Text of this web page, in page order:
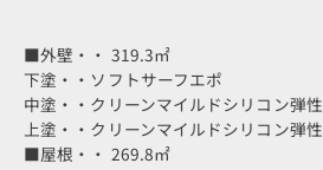
■外壁・・ 319.3㎡
下塗・・ソフトサーフエポ
中塗・・クリーンマイルドシリコン弾性
上塗・・クリーンマイルドシリコン弾性
■屋根・・ 269.8㎡